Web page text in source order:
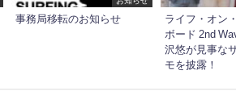
事務局移転のお知らせ
ライフ・オン
ボード 2nd
沢悠が見事な
モを披露！